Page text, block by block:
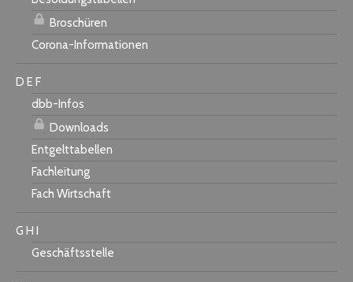
Broschüren
Corona-Informationen
D E F
dbb-Infos
Downloads
Entgelttabellen
Fachleitung
Fach Wirtschaft
G H I
Geschäftsstelle